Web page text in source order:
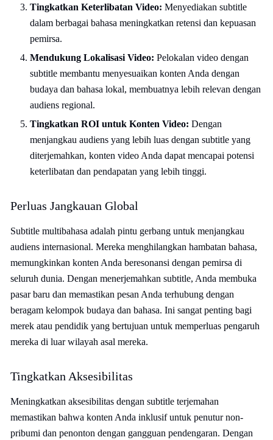
Tingkatkan Keterlibatan Video: Menyediakan subtitle
dalam berbagai bahasa meningkatkan retensi dan kepuasan
pemirsa.
Mendukung Lokalisasi Video: Pelokalan video dengan
subtitle membantu menyesuaikan konten Anda dengan
budaya dan bahasa lokal, membuatnya lebih relevan dengan
audiens regional.
Tingkatkan ROI untuk Konten Video: Dengan
menjangkau audiens yang lebih luas dengan subtitle yang
diterjemahkan, konten video Anda dapat mencapai potensi
keterlibatan dan pendapatan yang lebih tinggi.
Perluas Jangkauan Global
Subtitle multibahasa adalah pintu gerbang untuk menjangkau
audiens internasional. Mereka menghilangkan hambatan bahasa,
memungkinkan konten Anda beresonansi dengan pemirsa di
seluruh dunia. Dengan menerjemahkan subtitle, Anda membuka
pasar baru dan memastikan pesan Anda terhubung dengan
beragam kelompok budaya dan bahasa. Ini sangat penting bagi
merek atau pendidik yang bertujuan untuk memperluas pengaruh
mereka di luar wilayah asal mereka.
Tingkatkan Aksesibilitas
Meningkatkan aksesibilitas dengan subtitle terjemahan
memastikan bahwa konten Anda inklusif untuk penutur non-
pribumi dan penonton dengan gangguan pendengaran. Dengan